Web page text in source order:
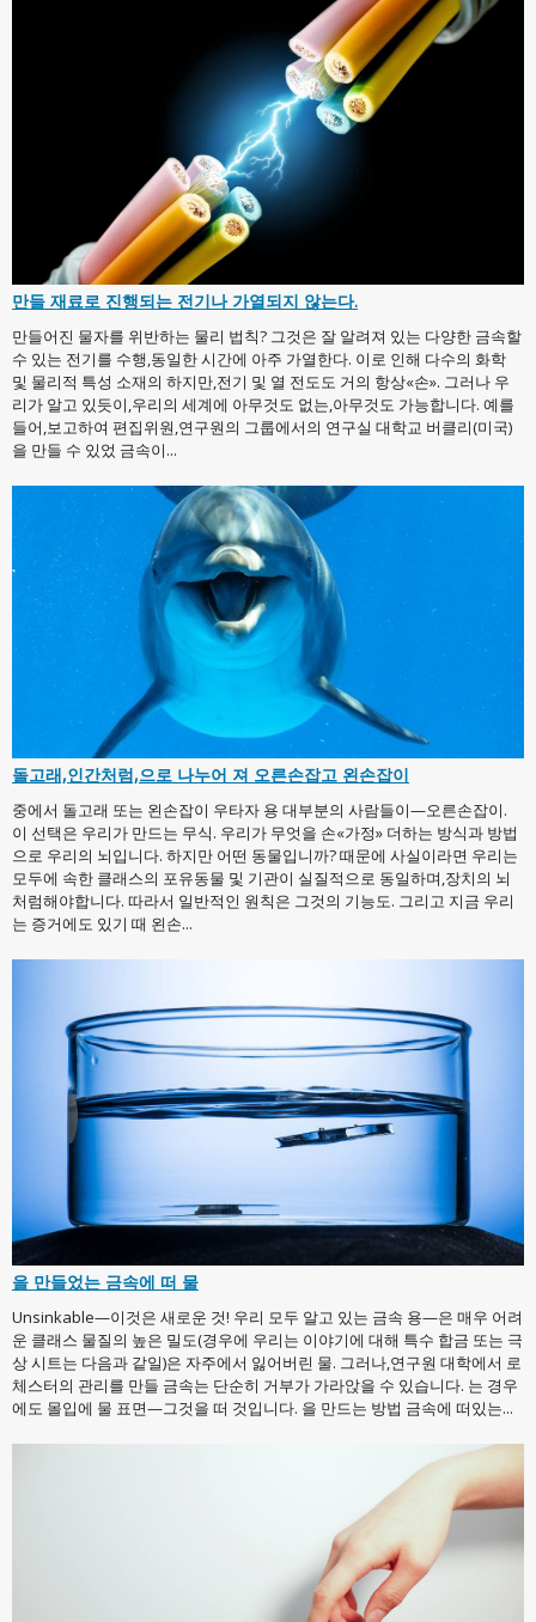
만들 재료로 진행되는 전기나 가열되지 않는다.
만들어진 물자를 위반하는 물리 법칙? 그것은 잘 알려져 있는 다양한 금속할
수 있는 전기를 수행,동일한 시간에 아주 가열한다. 이로 인해 다수의 화학
및 물리적 특성 소재의 하지만,전기 및 열 전도도 거의 항상«손». 그러나 우
리가 알고 있듯이,우리의 세계에 아무것도 없는,아무것도 가능합니다. 예를
들어,보고하여 편집위원,연구원의 그룹에서의 연구실 대학교 버클리(미국)
을 만들 수 있었 금속이...
돌고래,인간처럼,으로 나누어 져 오른손잡고 왼손잡이
중에서 돌고래 또는 왼손잡이 우타자 용 대부분의 사람들이—오른손잡이.
이 선택은 우리가 만드는 무식. 우리가 무엇을 손«가정» 더하는 방식과 방법
으로 우리의 뇌입니다. 하지만 어떤 동물입니까? 때문에 사실이라면 우리는
모두에 속한 클래스의 포유동물 및 기관이 실질적으로 동일하며,장치의 뇌
처럼해야합니다. 따라서 일반적인 원칙은 그것의 기능도. 그리고 지금 우리
는 증거에도 있기 때 왼손...
을 만들었는 금속에 떠 물
Unsinkable—이것은 새로운 것! 우리 모두 알고 있는 금속 용—은 매우 어려
운 클래스 물질의 높은 밀도(경우에 우리는 이야기에 대해 특수 합금 또는 극
상 시트는 다음과 같일)은 자주에서 잃어버린 물. 그러나,연구원 대학에서 로
체스터의 관리를 만들 금속는 단순히 거부가 가라앉을 수 있습니다. 는 경우
에도 몰입에 물 표면—그것을 떠 것입니다. 을 만드는 방법 금속에 떠있는...